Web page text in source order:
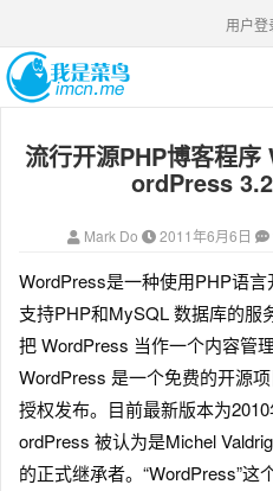
用户登
流行开源PHP博客程
ordPress
Mark Do 2011年6月6日
WordPress是一种使用PHP语
支持PHP和MySQL 数据库的服
把 WordPress 当作一个内容管
WordPress 是一个免费的开源
授权发布。目前最新版本为
ordPress 被认为是Michel
的正式继承者。“WordPress”这